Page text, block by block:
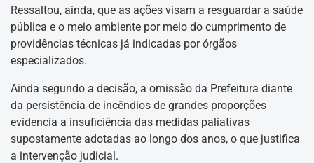
Ressaltou, ainda, que as ações visam a resguardar a saúde
pública e o meio ambiente por meio do cumprimento de
providências técnicas já indicadas por órgãos
especializados.
Ainda segundo a decisão, a omissão da Prefeitura diante
da persistência de incêndios de grandes proporções
evidencia a insuficiência das medidas paliativas
supostamente adotadas ao longo dos anos, o que justifica
a intervenção judicial.